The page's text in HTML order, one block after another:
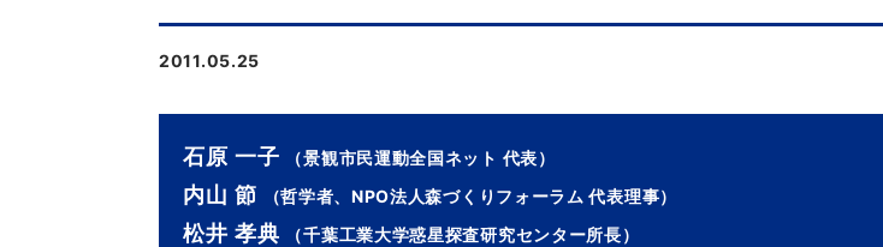
2011.05.25
石原 一子 （景観市民運動全国ネット 代表）
内山 節 （哲学者、NPO法人森づくりフォーラム 代表理事）
松井 孝典 （千葉工業大学惑星探査研究センター所長）